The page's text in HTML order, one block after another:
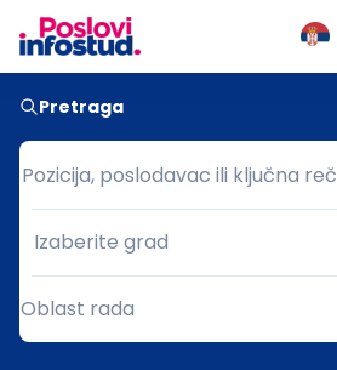
Pretraga
Pozicija, poslodavac ili ključna reč
Pozicija, poslodavac ili ključna reč
Grad
Izaberite grad
Oblast rada